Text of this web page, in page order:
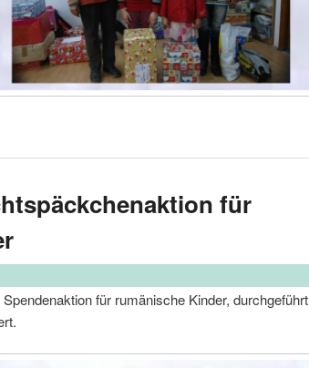
für
für rumänische Kinder, durchgeführt